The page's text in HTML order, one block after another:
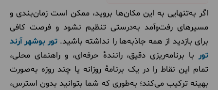
اگر به‌تنهایی به این مکان‌ها بروید، ممکن است زمان‌بندی و
مسیرهای رفت‌وآمد به‌درستی تنظیم نشود و فرصت کافی
برای بازدید از همه جاذبه‌ها را نداشته باشید.تور بوشهر آرند
تور با برنامه‌ریزی دقیق، رانندهٔ حرفه‌ای، و راهنمای محلی،
تمام این نقاط را در یک برنامهٔ روزانه یا چند روزه به‌صورت
بهینه ترکیب می‌کند؛ به‌طوری که شما بتوانید بدون استرس،